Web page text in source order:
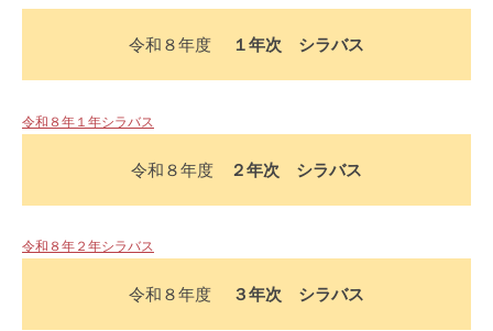
令和８年度 １年次 シラバス
令和８年１年シラバス
令和８年度 ２年次 シラバス
令和８年２年シラバス
令和８年度 ３年次 シラバス